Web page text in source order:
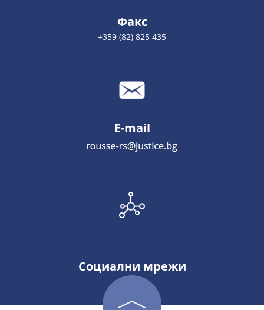
Факс
+359 (82) 825 435
E-mail
Социални мрежи